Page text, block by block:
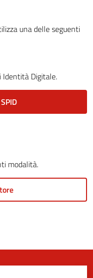
una delle seguenti
Identità Digitale.
modalità.